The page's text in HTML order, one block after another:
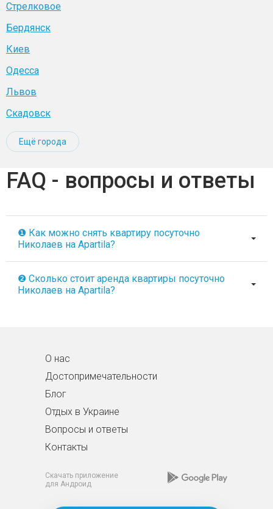
Стрелковое
Бердянск
Киев
Одесса
Львов
Скадовск
Ещё города
FAQ - вопросы и ответы
❶ Как можно снять квартиру посуточно
Николаев на Apartila?
❷ Сколько стоит аренда квартиры посуточно
Николаев на Apartila?
О нас
Достопримечательности
Блог
Отдых в Украине
Вопросы и ответы
Контакты
Скачать приложение
для Андроид